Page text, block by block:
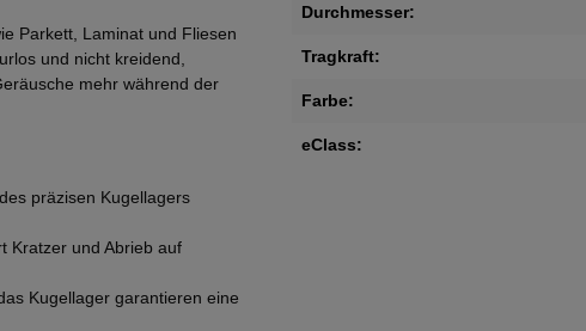
Parkett, Laminat und Fliesen
und nicht kreidend,
mehr während der
präzisen Kugellagers
Kratzer und Abrieb auf
Kugellager garantieren eine
Durchmesser:
Tragkraft:
Farbe:
eClass: